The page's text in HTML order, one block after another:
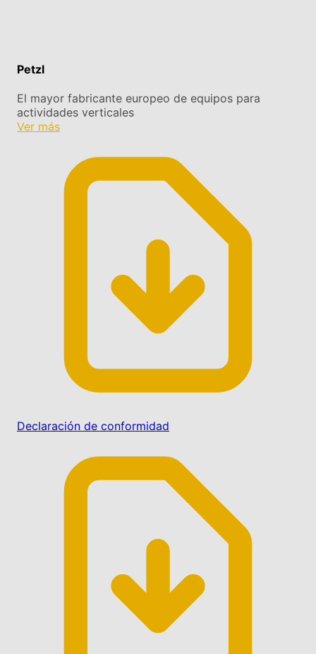
Petzl
El mayor fabricante europeo de equipos para
actividades verticales
Ver más
Declaración de conformidad